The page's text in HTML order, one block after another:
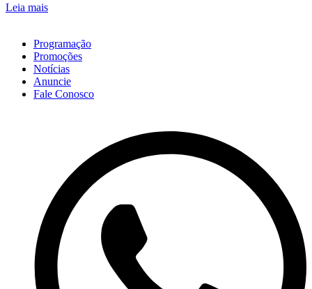
Leia mais
Programação
Promoções
Notícias
Anuncie
Fale Conosco